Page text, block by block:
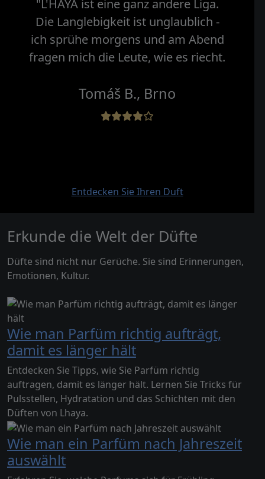
"L'HAYA ist eine ganz andere Liga.
Die Langlebigkeit ist unglaublich -
ich sprühe morgens und am Abend
fragen mich die Leute, wie es riecht.
Tomáš B., Brno
Entdecken Sie Ihren Duft
Erkunde die Welt der Düfte
Düfte sind nicht nur Gerüche. Sie sind Erinnerungen,
Emotionen, Kultur.
Wie man Parfüm richtig aufträgt,
damit es länger hält
Entdecken Sie Tipps, wie Sie Parfüm richtig
auftragen, damit es länger hält. Lernen Sie Tricks für
Pulsstellen, Hydratation und das Schichten mit den
Düften von Lhaya.
Wie man ein Parfüm nach Jahreszeit
auswählt